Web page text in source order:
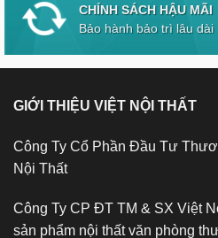
CHÍNH SÁCH HẬU MÃI
Bảo hành bảo trì lâu dài
GIỚI THIỆU VIỆT NỘI THẤT
Công Ty Cổ Phần Đầu Tư
Nội Thất
Công Ty CP ĐT TM & SX Việt
sản phẩm nội thất văn phòng